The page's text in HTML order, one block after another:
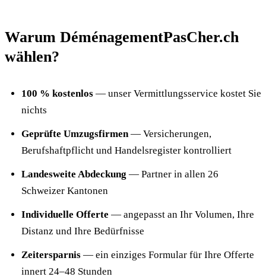
Warum DéménagementPasCher.ch
wählen?
100 % kostenlos — unser Vermittlungsservice kostet Sie
nichts
Geprüfte Umzugsfirmen— Versicherungen,
Berufshaftpflicht und Handelsregister kontrolliert
Landesweite Abdeckung — Partner in allen 26
Schweizer Kantonen
Individuelle Offerte — angepasst an Ihr Volumen, Ihre
Distanz und Ihre Bedürfnisse
Zeitersparnis — ein einziges Formular für Ihre Offerte
innert 24–48 Stunden